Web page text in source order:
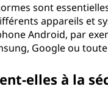
sont
appareils et
Android, par
Google ou
elles à la